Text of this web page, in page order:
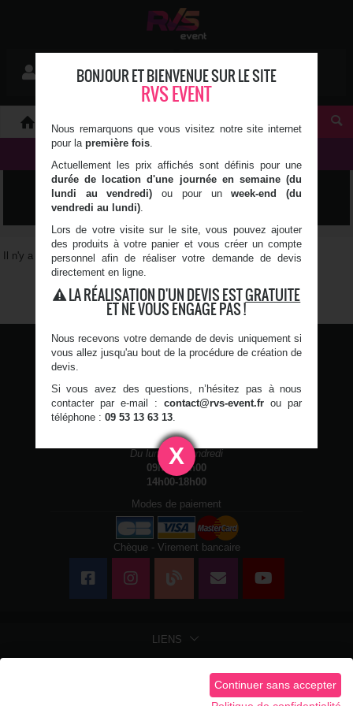
Se connecter
0 article(s)
MANCHON
Il n'y a pas de produit correspondant à vos critères
1
RVS Event- Location & Événements -Chaumontel
09 53 13 63 13
Horaires d'ouvertures
Du lundi au vendredi
09h00-13h00
14h00-18h00
Modes de paiement
Chèque - Virement bancaire
LIENS
X
BONJOUR ET BIENVENUE SUR LE SITE
RVS EVENT
Nous remarquons que vous visitez notre site internet
pour la première fois.
Actuellement les prix affichés sont définis pour une
durée de location d'une journée en semaine (du
lundi au vendredi) ou pour unweek-end (du
vendredi au lundi).
Lors de votre visite sur le site, vous pouvez ajouter
des produits à votre panier et vous créer un compte
personnel afin de réaliser votre demande de devis
directement en ligne.
LA RÉALISATION D'UN DEVIS ESTGRATUITE
ET NE VOUS ENGAGE PAS !
Nous recevons votre demande de devis uniquement si
vous allez jusqu'au bout de la procédure de création de
devis.
Si vous avez des questions, n’hésitez pas à nous
contacter par e-mail :contact@rvs-event.fr ou par
téléphone : 09 53 13 63 13.
Continuer sans accepter